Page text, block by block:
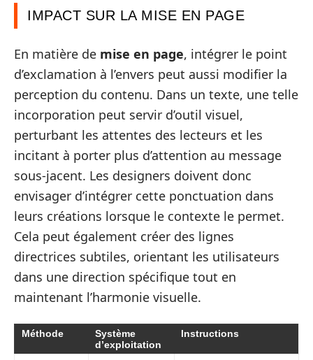
IMPACT SUR LA MISE EN PAGE
En matière de mise en page, intégrer le point
d’exclamation à l’envers peut aussi modifier la
perception du contenu. Dans un texte, une telle
incorporation peut servir d’outil visuel,
perturbant les attentes des lecteurs et les
incitant à porter plus d’attention au message
sous-jacent. Les designers doivent donc
envisager d’intégrer cette ponctuation dans
leurs créations lorsque le contexte le permet.
Cela peut également créer des lignes
directrices subtiles, orientant les utilisateurs
dans une direction spécifique tout en
maintenant l’harmonie visuelle.
Méthode
Système
d’exploitation
Instructions